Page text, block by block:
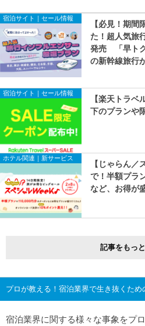
宿泊サイト｜セール情報
【必見！期間
た！超人気旅
発売 「早ト
の新幹線旅行
宿泊サイト｜セール情報
【楽天トラベ
下のプランや
ホテル関連｜新サービス
【じゃらん／
で！半額プラ
など、お得が
記事をもっ
プロが教える！宿泊業界で生き抜くた
宿泊業界に関する様々な事象をプ